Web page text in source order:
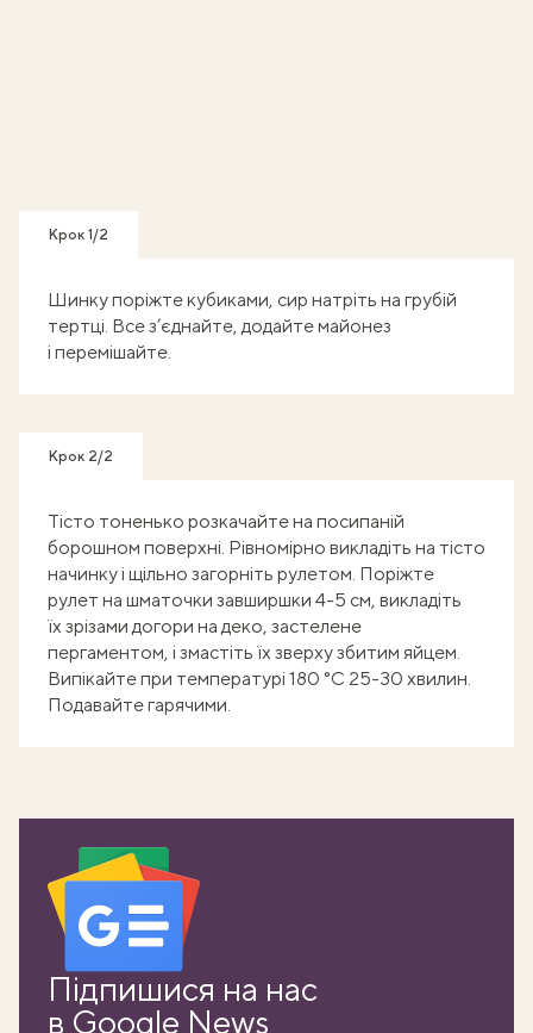
Крок 1/2
Шинку поріжте кубиками, сир натріть на грубій
тертці. Все з’єднайте, додайте майонез
і перемішайте.
Крок 2/2
Тісто тоненько розкачайте на посипаній
борошном поверхні. Рівномірно викладіть на тісто
начинку і щільно загорніть рулетом. Поріжте
рулет на шматочки завширшки 4-5 см, викладіть
їх зрізами догори на деко, застелене
пергаментом, і змастіть їх зверху збитим яйцем.
Випікайте при температурі 180 °C 25-30 хвилин.
Подавайте гарячими.
Підпишися на нас
в Google News